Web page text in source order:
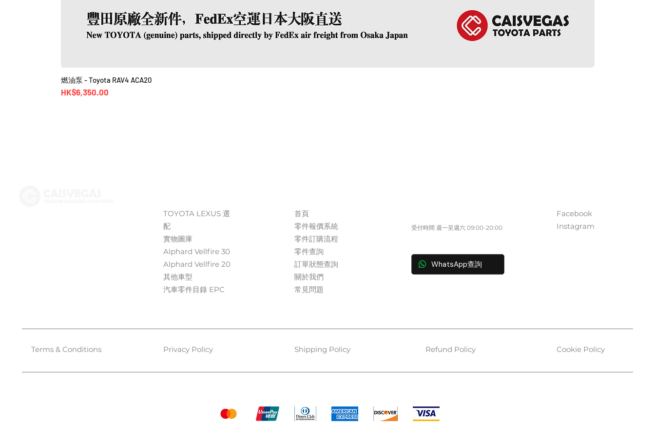
燃油泵 - Toyota RAV4 ACA20
價格
HK$6,350.00
TOYOTA LEXUS 選
配
實物圖庫
Alphard Vellfire 30
Alphard Vellfire 20
其他車型
汽車零件目錄 EPC​​
首頁
零件報價系統
​零件訂購流程
零件查詢
訂單狀態查詢
關於我們​
常見問題
受付時間 週一至週六​ 09:00-20:00
WhatsApp查詢
Facebook
Instagram
Terms & Conditions Privacy Policy Shipping Policy Refund Policy Cookie Policy